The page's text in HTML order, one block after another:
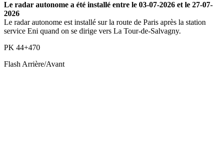
Le radar autonome a été installé entre le 03-07-2026 et le 27-07-
2026
Le radar autonome est installé sur la route de Paris après la station
service Eni quand on se dirige vers La Tour-de-Salvagny.
PK 44+470
FlashArrière/Avant